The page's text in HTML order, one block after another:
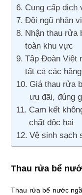
Cung cấp dịch
Đội ngũ nhân
Nhận thau rửa
toàn khu vực
Tập Đoàn Việt
tất cả các
Giá thau rửa
ưu đãi, đúng
Cam kết
chất độc hại
Vệ sinh sạch
Thau rửa bể
Thau rửa bể nước